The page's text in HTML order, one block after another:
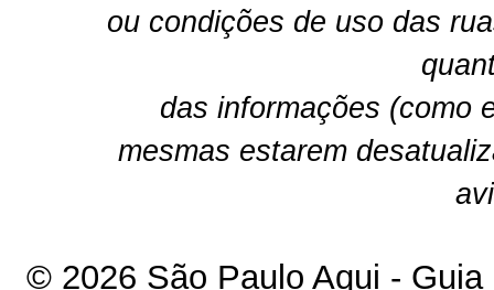
ou condições de uso das
das informações (como
mesmas estarem
© 2026 São Paulo Aqui -